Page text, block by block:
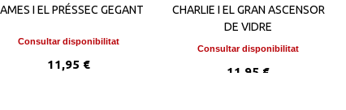
I EL PRÉSSEC GEGANT
Consultar disponibilitat
11,95 €
CHARLIE I EL GRAN ASCENSOR
DE VIDRE
Consultar disponibilitat
11,95 €